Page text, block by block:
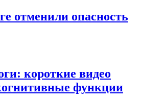
отменили опасность
короткие видео
функции